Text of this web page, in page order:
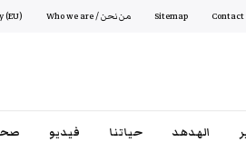
Contact
Sitemap من نحن / Who we are (EU)
الهدهد حياتنا فيديو